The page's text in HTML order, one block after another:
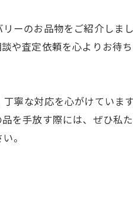
ーのお品物をご紹介しま
や査定依頼を心よりお待
寧な対応を心がけていま
を手放す際には、ぜひ私
。